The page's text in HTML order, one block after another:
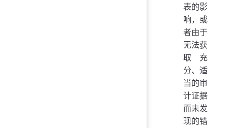
表的影
响，或
者由于
无法获
取充
分、适
当的审
计证据
而未发
现的错